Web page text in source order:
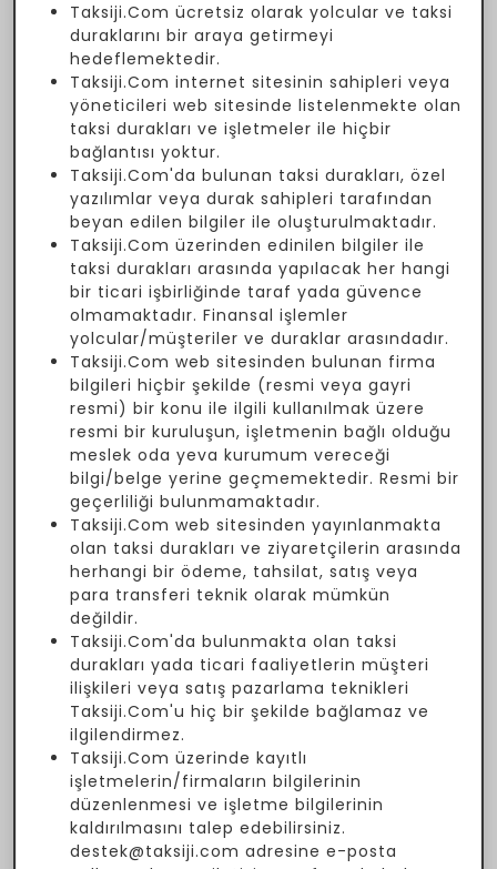
Taksiji.Com ücretsiz olarak yolcular ve taksi
duraklarını bir araya getirmeyi
hedeflemektedir.
Taksiji.Com internet sitesinin sahipleri veya
yöneticileri web sitesinde listelenmekte olan
taksi durakları ve işletmeler ile hiçbir
bağlantısı yoktur.
Taksiji.Com'da bulunan taksi durakları, özel
yazılımlar veya durak sahipleri tarafından
beyan edilen bilgiler ile oluşturulmaktadır.
Taksiji.Com üzerinden edinilen bilgiler ile
taksi durakları arasında yapılacak her hangi
bir ticari işbirliğinde taraf yada güvence
olmamaktadır. Finansal işlemler
yolcular/müşteriler ve duraklar arasındadır.
Taksiji.Com web sitesinden bulunan firma
bilgileri hiçbir şekilde (resmi veya gayri
resmi) bir konu ile ilgili kullanılmak üzere
resmi bir kuruluşun, işletmenin bağlı olduğu
meslek oda yeva kurumum vereceği
bilgi/belge yerine geçmemektedir. Resmi bir
geçerliliği bulunmamaktadır.
Taksiji.Com web sitesinden yayınlanmakta
olan taksi durakları ve ziyaretçilerin arasında
herhangi bir ödeme, tahsilat, satış veya
para transferi teknik olarak mümkün
değildir.
Taksiji.Com'da bulunmakta olan taksi
durakları yada ticari faaliyetlerin müşteri
ilişkileri veya satış pazarlama teknikleri
Taksiji.Com'u hiç bir şekilde bağlamaz ve
ilgilendirmez.
Taksiji.Com üzerinde kayıtlı
işletmelerin/firmaların bilgilerinin
düzenlenmesi ve işletme bilgilerinin
kaldırılmasını talep edebilirsiniz.
destek@taksiji.com adresine e-posta